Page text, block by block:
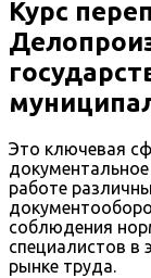
Курс
Это ключевая
работе
соблюдения
специалистов в
рынке труда.